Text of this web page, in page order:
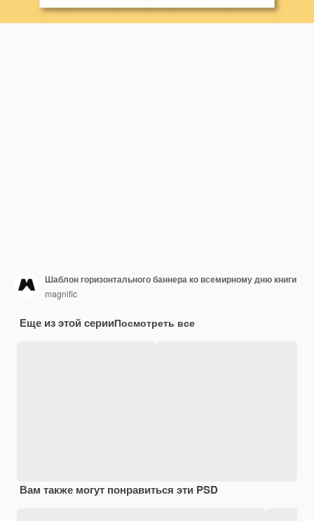
Шаблон горизонтального баннера ко всемирному дню книги
magnific
Еще из этой серииПосмотреть все
Вам также могут понравиться эти PSD